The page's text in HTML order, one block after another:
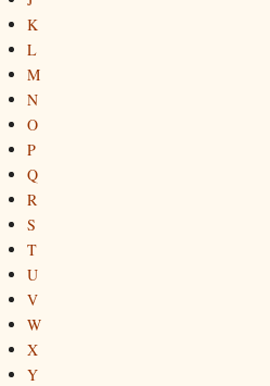
K
L
M
N
O
P
Q
R
S
T
U
V
W
X
Y